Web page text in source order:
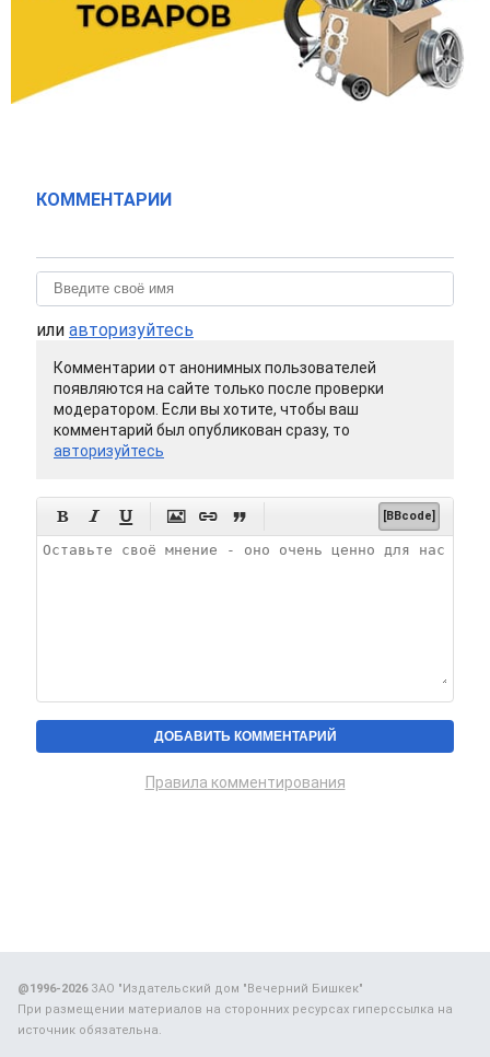
КОММЕНТАРИИ
или авторизуйтесь
Комментарии от анонимных пользователей
появляются на сайте только после проверки
модератором. Если вы хотите, чтобы ваш
комментарий был опубликован сразу, то
авторизуйтесь
      [BBcode]
Правила комментирования
@1996-2026ЗАО "Издательский дом "Вечерний Бишкек"
При размещении материалов на сторонних ресурсах гиперссылка на
источник обязательна.